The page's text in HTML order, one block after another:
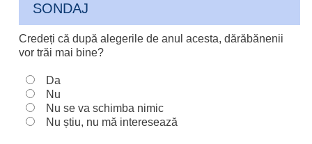
SONDAJ
Credeți că după alegerile de anul acesta, dărăbănenii
vor trăi mai bine?
Da
Nu
Nu se va schimba nimic
Nu știu, nu mă interesează